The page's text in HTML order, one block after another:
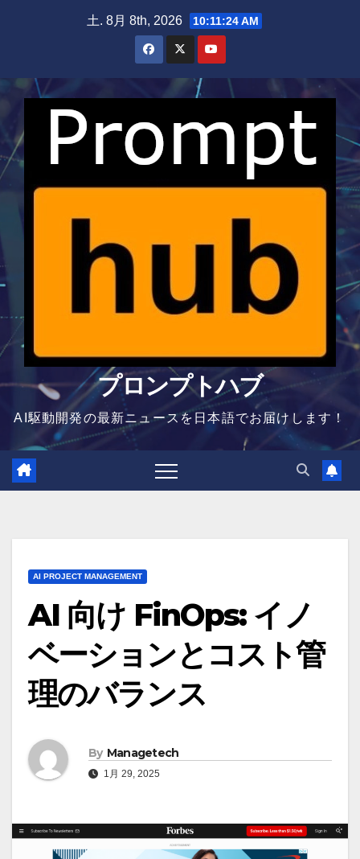
土. 8月 8th, 2026 10:11:25 AM
プロンプトハブ
AI駆動開発の最新ニュースを日本語でお届けします！
AI PROJECT MANAGEMENT
AI 向け FinOps: イノ
ベーションとコスト管
理のバランス
By Managetech
1月 29, 2025